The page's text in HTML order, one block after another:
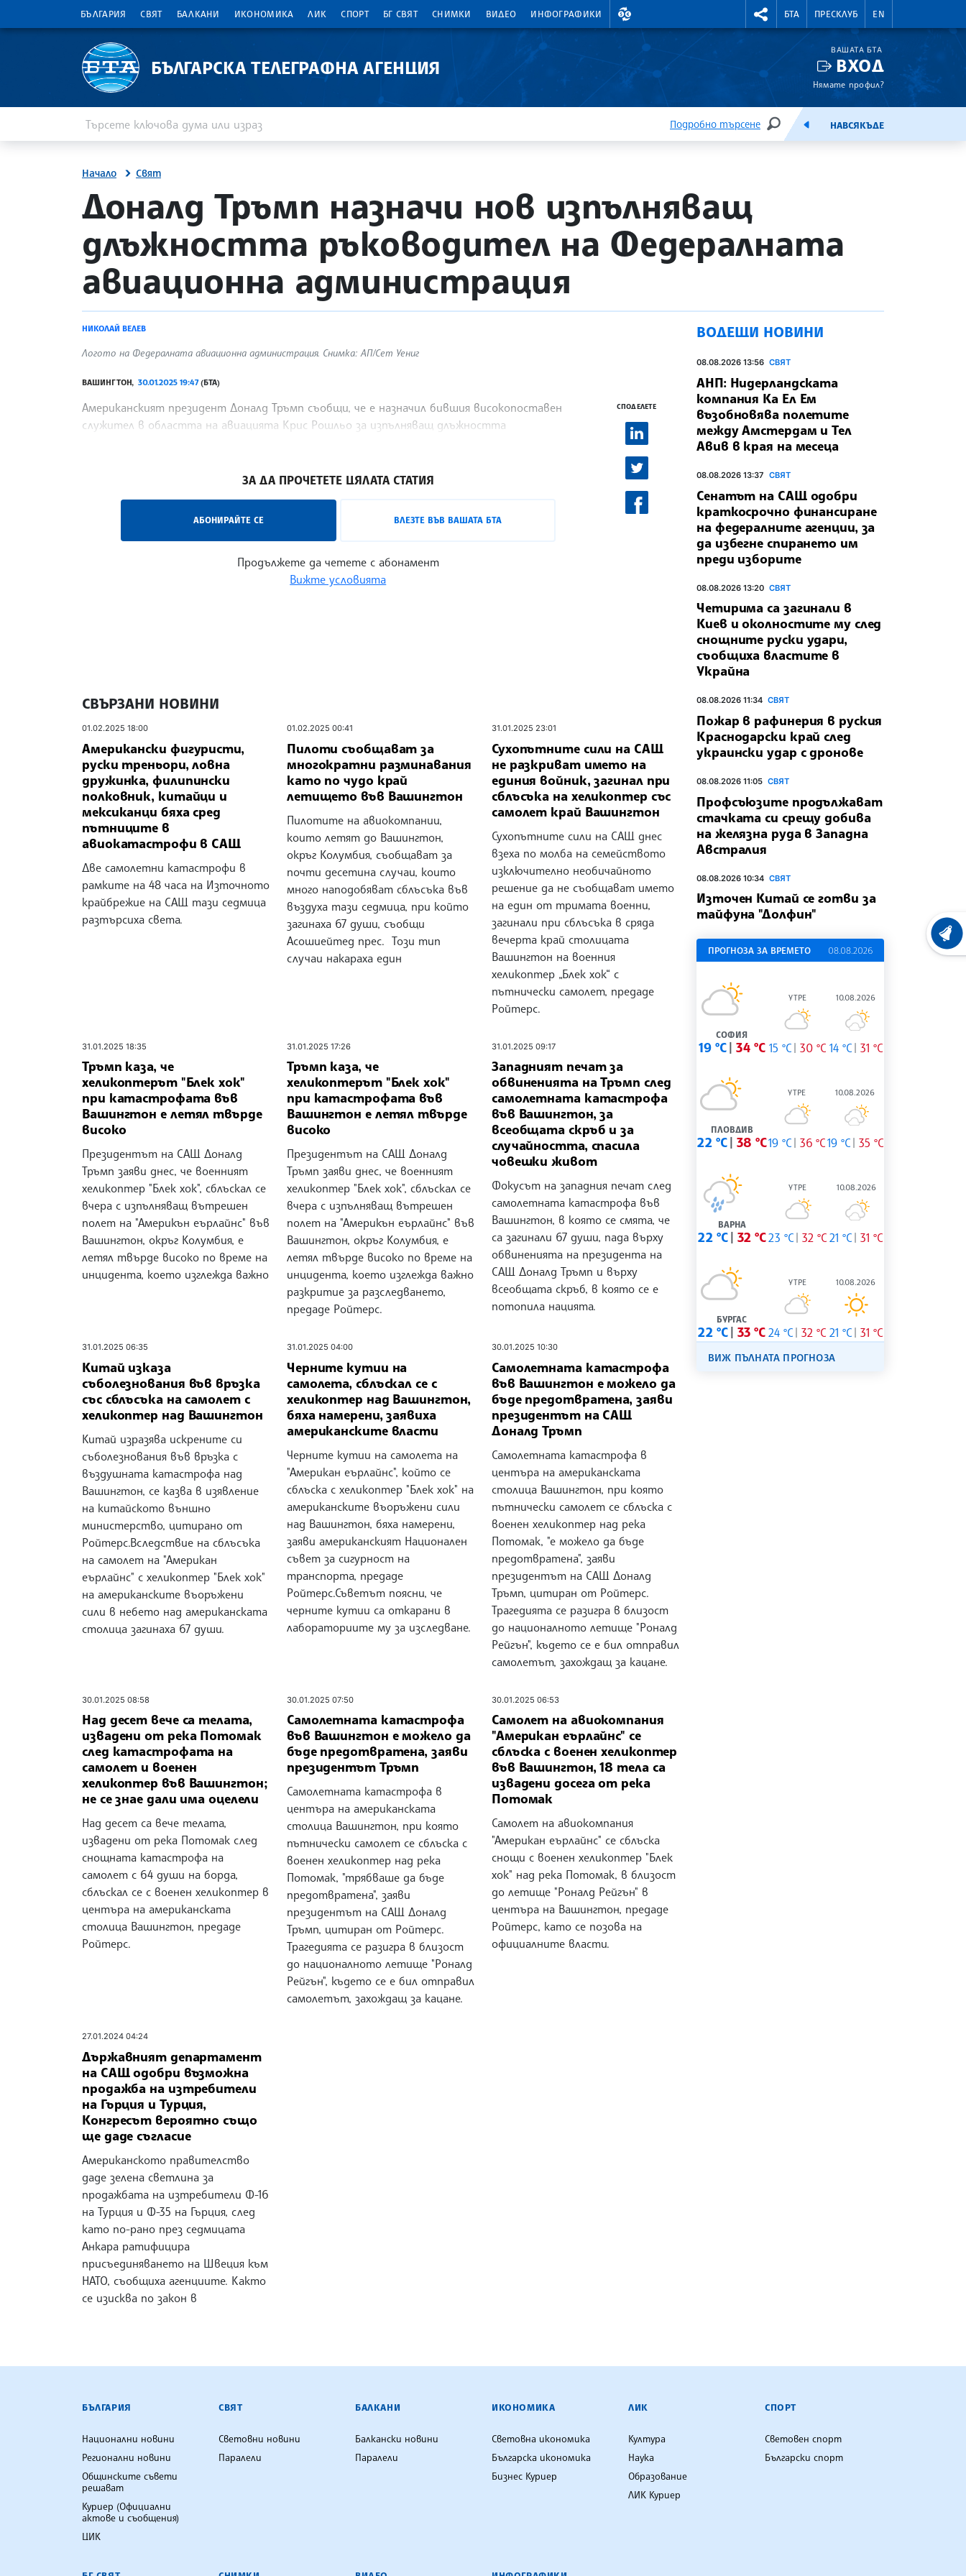
БЪЛГАРИЯ СВЯТ БАЛКАНИ ИКОНОМИКА ЛИК СПОРТ БГ СВЯТ СНИМКИ ВИДЕО ИНФОГРАФИКИ
ВАЛУТНИ КУРСОВЕ RIGHTMENU.SOCIAL
БТА ПРЕСКЛУБ EN
БЪЛГАРСКА ТЕЛЕГРАФНА АГЕНЦИЯ
ВАШАТА БТА
ВХОД
Нямате профил?
Подробно търсене
ТЪРСЕНЕЕМИСИЯНАВСЯКЪДЕ
Начало Свят
site.bta
Доналд Тръмп назначи нов изпълняващ
длъжността ръководител на Федералната
авиационна администрация
НИКОЛАЙ ВЕЛЕВ
Логото на Федералната авиационна администрация. Снимка: АП/Сет Уениг
ВАШИНГТОН, 30.01.2025 19:47(БТА)
Американският президент Доналд Тръмп съобщи, че е назначил бившия високопоставен
служител в областта на авиацията Крис Рошльо за изпълняващ длъжността
ЗА ДА ПРОЧЕТЕТЕ ЦЯЛАТА СТАТИЯ
АБОНИРАЙТЕ СЕ ВЛЕЗТЕ ВЪВ ВАШАТА БТА
Продължете да четете с абонамент
Вижте условията
СПОДЕЛЕТЕ
СВЪРЗАНИ НОВИНИ
01.02.2025 18:00
Американски фигуристи,
руски треньори, ловна
дружинка, филипински
полковник, китайци и
мексиканци бяха сред
пътниците в
авиокатастрофи в САЩ
Две самолетни катастрофи в
рамките на 48 часа на Източното
крайбрежие на САЩ тази седмица
разтърсиха света.
01.02.2025 00:41
Пилоти съобщават за
многократни разминавания
като по чудо край
летището във Вашингтон
Пилотите на авиокомпании,
които летят до Вашингтон,
окръг Колумбия, съобщават за
почти десетина случаи, които
много наподобяват сблъсъка във
въздуха тази седмица, при който
загинаха 67 души, съобщи
Асошиейтед прес. Този тип
случаи накараха един
31.01.2025 23:01
Сухопътните сили на САЩ
не разкриват името на
единия войник, загинал при
сблъсъка на хеликоптер със
самолет край Вашингтон
Сухопътните сили на САЩ днес
взеха по молба на семейството
изключително необичайното
решение да не съобщават името
на един от тримата военни,
загинали при сблъсъка в сряда
вечерта край столицата
Вашингтон на военния
хеликоптер „Блек хок“ с
пътнически самолет, предаде
Ройтерс.
31.01.2025 18:35
Тръмп каза, че
хеликоптерът "Блек хок"
при катастрофата във
Вашингтон е летял твърде
високо
Президентът на САЩ Доналд
Тръмп заяви днес, че военният
хеликоптер "Блек хок", сблъскал се
вчера с изпълняващ вътрешен
полет на "Америкън еърлайнс" във
Вашингтон, окръг Колумбия, е
летял твърде високо по време на
инцидента, което изглежда важно
31.01.2025 17:26
Тръмп каза, че
хеликоптерът "Блек хок"
при катастрофата във
Вашингтон е летял твърде
високо
Президентът на САЩ Доналд
Тръмп заяви днес, че военният
хеликоптер "Блек хок", сблъскал се
вчера с изпълняващ вътрешен
полет на "Америкън еърлайнс" във
Вашингтон, окръг Колумбия, е
летял твърде високо по време на
инцидента, което изглежда важно
разкритие за разследването,
предаде Ройтерс.
31.01.2025 09:17
Западният печат за
обвиненията на Тръмп след
самолетната катастрофа
във Вашингтон, за
всеобщата скръб и за
случайността, спасила
човешки живот
Фокусът на западния печат след
самолетната катастрофа във
Вашингтон, в която се смята, че
са загинали 67 души, пада върху
обвиненията на президента на
САЩ Доналд Тръмп и върху
всеобщата скръб, в която се е
потопила нацията.
31.01.2025 06:35
Китай изказа
съболезнования във връзка
със сблъсъка на самолет с
хеликоптер над Вашингтон
Китай изразява искрените си
съболезнования във връзка с
въздушната катастрофа над
Вашингтон, се казва в изявление
на китайското външно
министерство, цитирано от
Ройтерс.Вследствие на сблъсъка
на самолет на "Американ
еърлайнс" с хеликоптер "Блек хок"
на американските въоръжени
сили в небето над американската
столица загинаха 67 души.
31.01.2025 04:00
Черните кутии на
самолета, сблъскал се с
хеликоптер над Вашингтон,
бяха намерени, заявиха
американските власти
Черните кутии на самолета на
"Американ еърлайнс", който се
сблъска с хеликоптер "Блек хок" на
американските въоръжени сили
над Вашингтон, бяха намерени,
заяви американският Национален
съвет за сигурност на
транспорта, предаде
Ройтерс.Съветът поясни, че
черните кутии са откарани в
лабораториите му за изследване.
30.01.2025 10:30
Самолетната катастрофа
във Вашингтон е можело да
бъде предотвратена, заяви
президентът на САЩ
Доналд Тръмп
Самолетната катастрофа в
центъра на американската
столица Вашингтон, при която
пътнически самолет се сблъска с
военен хеликоптер над река
Потомак, "е можело да бъде
предотвратена", заяви
президентът на САЩ Доналд
Тръмп, цитиран от Ройтерс.
Трагедията се разигра в близост
до националното летище "Роналд
Рейгън", където се е бил отправил
самолетът, захождащ за кацане.
30.01.2025 08:58
Над десет вече са телата,
извадени от река Потомак
след катастрофата на
самолет и военен
хеликоптер във Вашингтон;
не се знае дали има оцелели
Над десет са вече телата,
извадени от река Потомак след
снощната катастрофа на
самолет с 64 души на борда,
сблъскал се с военен хеликоптер в
центъра на американската
столица Вашингтон, предаде
Ройтерс.
30.01.2025 07:50
Самолетната катастрофа
във Вашингтон е можело да
бъде предотвратена, заяви
президентът Тръмп
Самолетната катастрофа в
центъра на американската
столица Вашингтон, при която
пътнически самолет се сблъска с
военен хеликоптер над река
Потомак, "трябваше да бъде
предотвратена", заяви
президентът на САЩ Доналд
Тръмп, цитиран от Ройтерс.
Трагедията се разигра в близост
до националното летище "Роналд
Рейгън", където се е бил отправил
самолетът, захождащ за кацане.
30.01.2025 06:53
Самолет на авиокомпания
"Американ еърлайнс" се
сблъска с военен хеликоптер
във Вашингтон, 18 тела са
извадени досега от река
Потомак
Самолет на авиокомпания
"Американ еърлайнс" се сблъска
снощи с военен хеликоптер "Блек
хок" над река Потомак, в близост
до летище "Роналд Рейгън" в
центъра на Вашингтон, предаде
Ройтерс, като се позова на
официалните власти.
27.01.2024 04:24
Държавният департамент
на САЩ одобри възможна
продажба на изтребители
на Гърция и Турция,
Конгресът вероятно също
ще даде съгласие
Американското правителство
даде зелена светлина за
продажбата на изтребители Ф-16
на Турция и Ф-35 на Гърция, след
като по-рано през седмицата
Анкара ратифицира
присъединяването на Швеция към
НАТО, съобщиха агенциите. Както
се изисква по закон в
ВОДЕЩИ НОВИНИ
08.08.2026 13:56 СВЯТ
АНП: Нидерландската
компания Ка Ел Ем
възобновява полетите
между Амстердам и Тел
Авив в края на месеца
08.08.2026 13:37 СВЯТ
Сенатът на САЩ одобри
краткосрочно финансиране
на федералните агенции, за
да избегне спирането им
преди изборите
08.08.2026 13:20 СВЯТ
Четирима са загинали в
Киев и околностите му след
снощните руски удари,
съобщиха властите в
Украйна
08.08.2026 11:34 СВЯТ
Пожар в рафинерия в руския
Краснодарски край след
украински удар с дронове
08.08.2026 11:05 СВЯТ
Профсъюзите продължават
стачката си срещу добива
на желязна руда в Западна
Австралия
08.08.2026 10:34 СВЯТ
Източен Китай се готви за
тайфуна "Долфин"
ПРОГНОЗА ЗА ВРЕМЕТО 08.08.2026
СОФИЯ
19 °C 34 °C
УТРЕ
15 °C 30 °C
10.08.2026
14 °C 31 °C
ПЛОВДИВ
22 °C 38 °C
УТРЕ
19 °C 36 °C
10.08.2026
19 °C 35 °C
ВАРНА
22 °C 32 °C
УТРЕ
23 °C 32 °C
10.08.2026
21 °C 31 °C
БУРГАС
22 °C 33 °C
УТРЕ
24 °C 32 °C
10.08.2026
21 °C 31 °C
ВИЖ ПЪЛНАТА ПРОГНОЗА
БЪЛГАРСКА ТЕЛЕГРАФНА АГЕНЦИЯ
БЪЛГАРИЯ
Национални новини
Регионални новини
Общинските съвети
решават
Куриер (Официални
актове и съобщения)
ЦИК
СВЯТ
Световни новини
Паралели
БАЛКАНИ
Балкански новини
Паралели
ИКОНОМИКА
Световна икономика
Българска икономика
Бизнес Куриер
ЛИК
Култура
Наука
Образование
ЛИК Куриер
СПОРТ
Световен спорт
Български спорт